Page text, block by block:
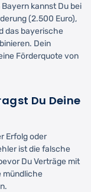
kannst Du bei
(2.500 Euro),
das bayerische
Dein
Förderquote von
Du Deine
Erfolg oder
ist die falsche
Du Verträge mit
mündliche